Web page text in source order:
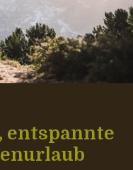
entspannte